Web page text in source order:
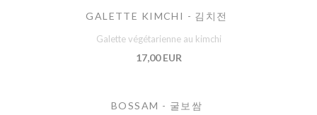
GALETTE KIMCHI - 김치전
Galette végétarienne au kimchi
17,00 EUR
BOSSAM - 굴보쌈